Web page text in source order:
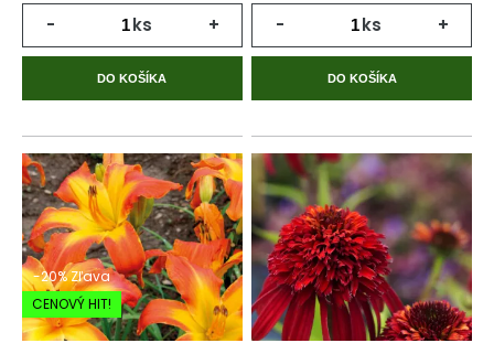
- ks +
DO KOŠÍKA
- ks +
DO KOŠÍKA
-20% Zľava
CENOVÝ HIT!